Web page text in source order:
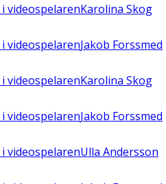
i videospelarenKarolina Skog
i videospelarenJakob Forssmed
i videospelarenKarolina Skog
i videospelarenJakob Forssmed
i videospelarenUlla Andersson